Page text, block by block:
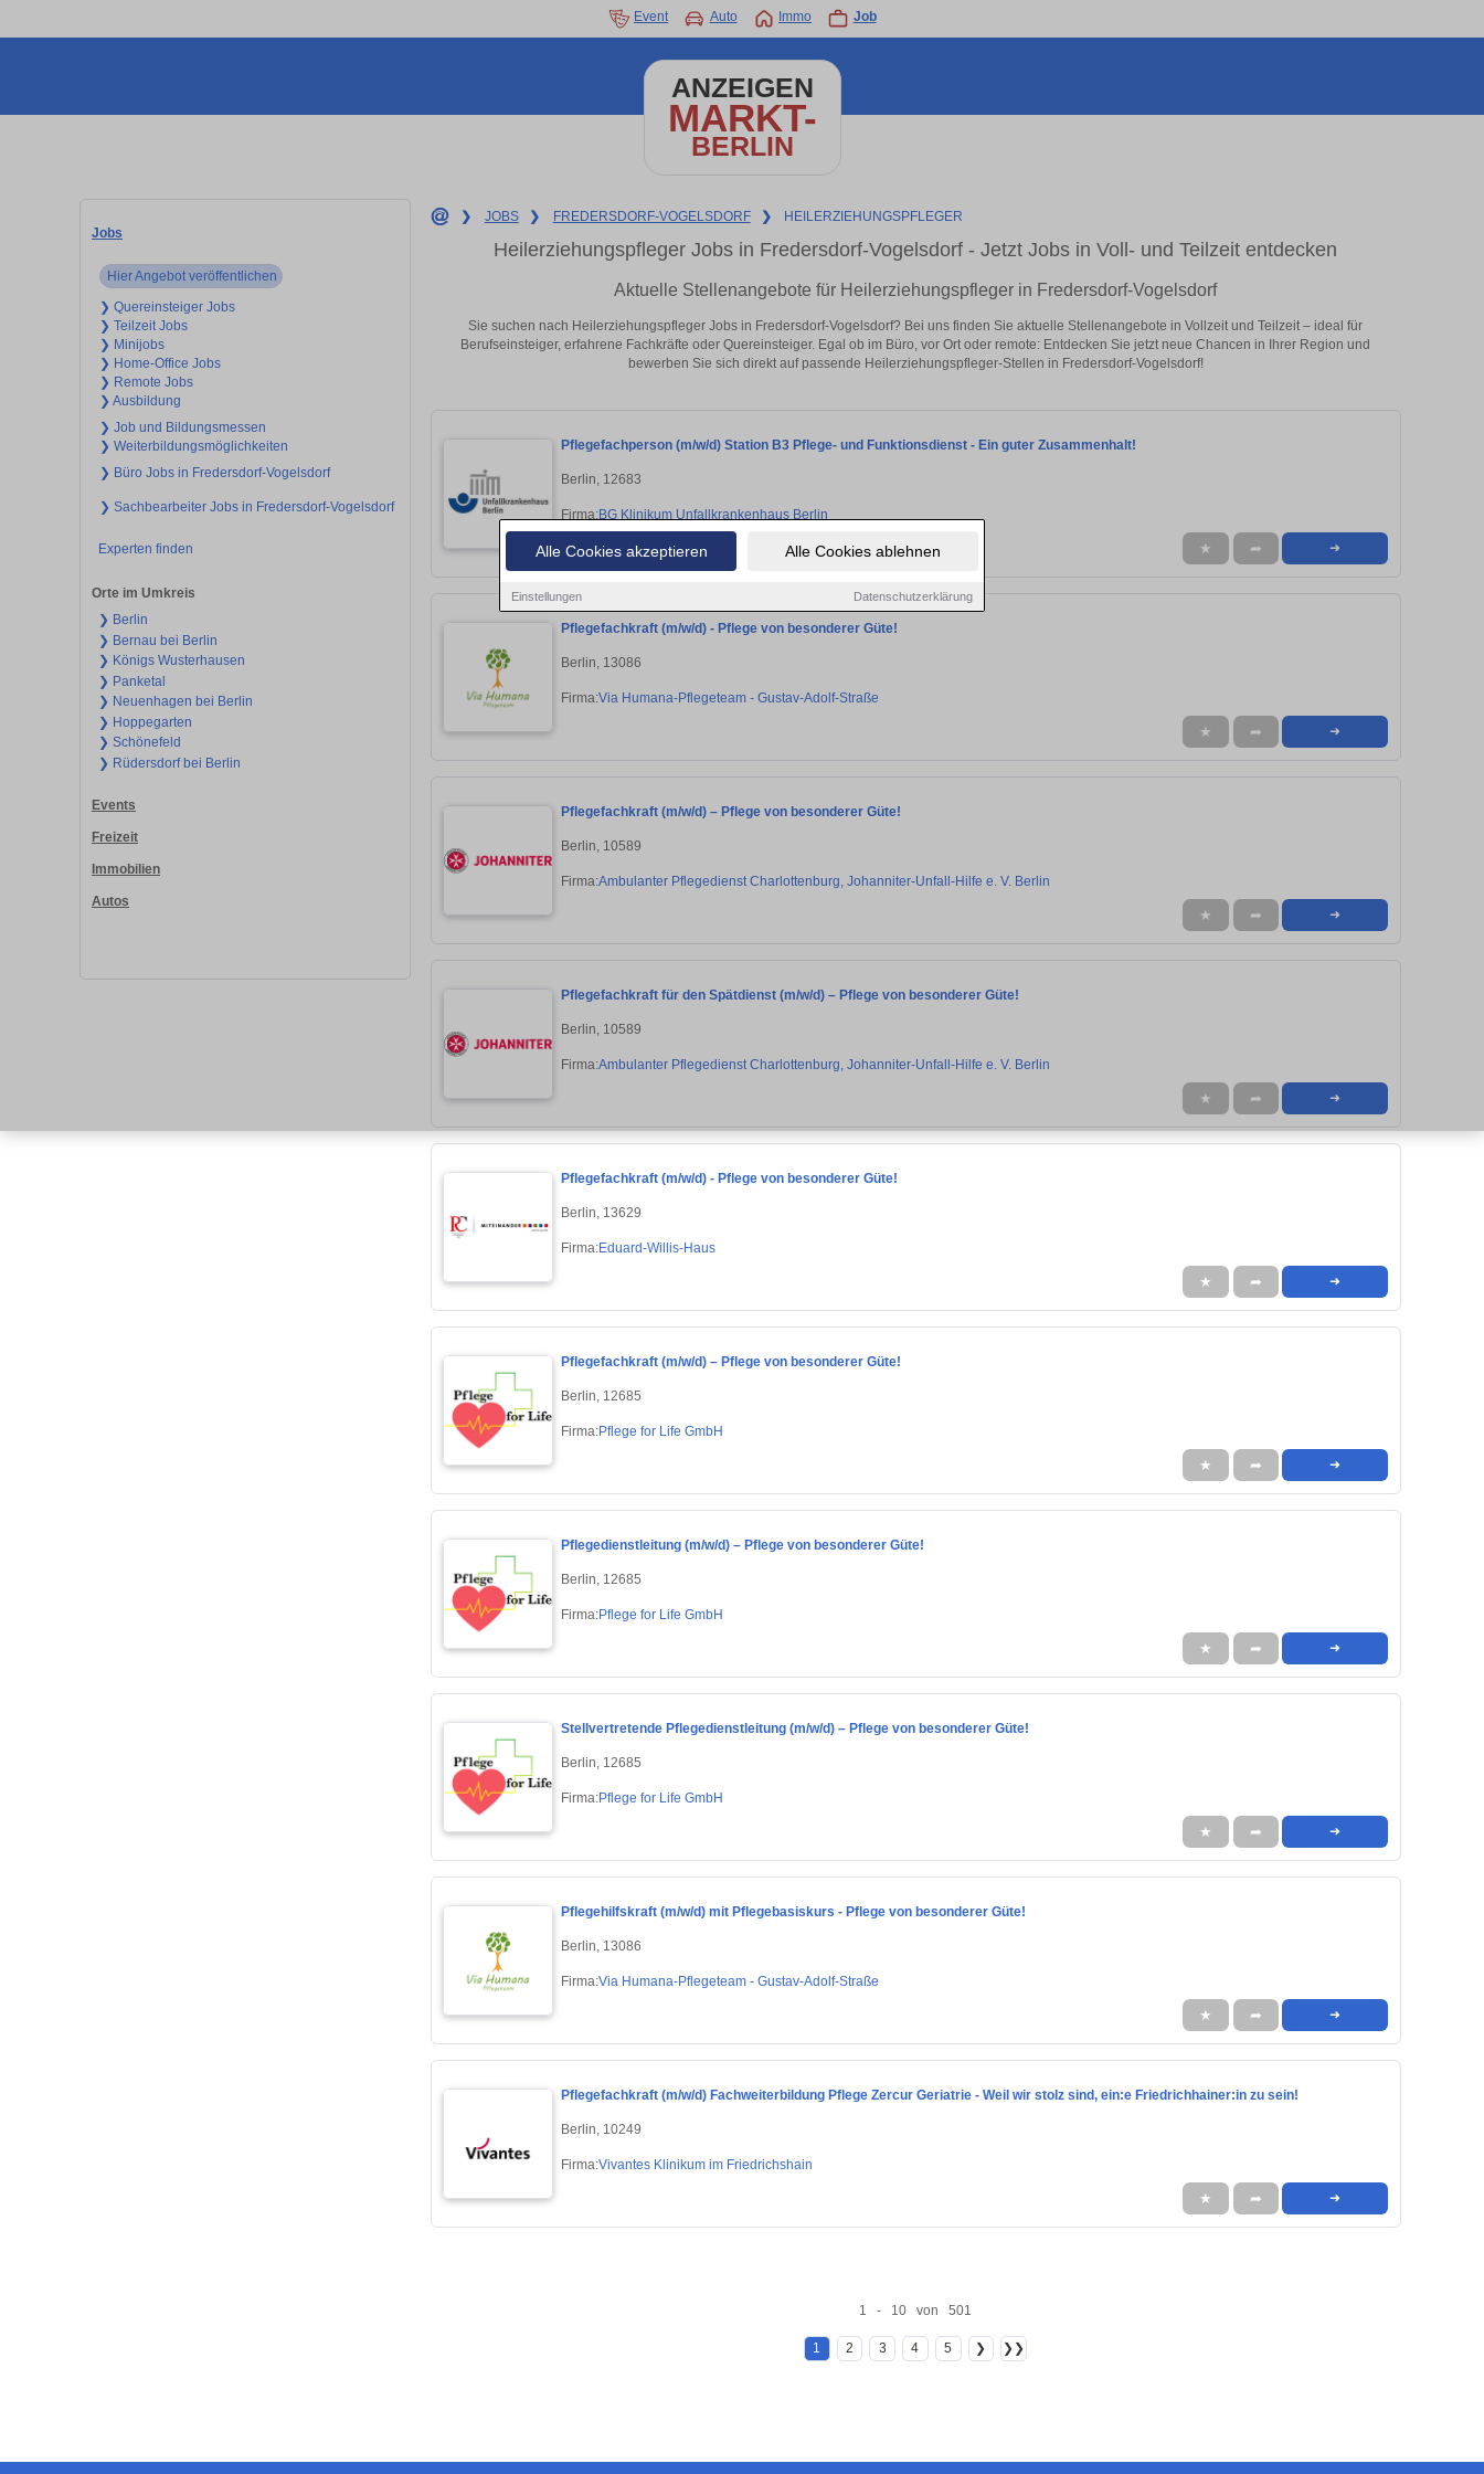
Alle Cookies akzeptieren Alle Cookies ablehnen
Einstellungen Datenschutzerklärung
Event Auto Immo Job
ANZEIGEN
MARKT-
BERLIN
Jobs
Hier Angebot veröffentlichen
❯ Quereinsteiger Jobs
❯ Teilzeit Jobs
❯ Minijobs
❯ Home-Office Jobs
❯ Remote Jobs
❯ Ausbildung
❯ Job und Bildungsmessen
❯ Weiterbildungsmöglichkeiten
❯ Büro Jobs in Fredersdorf-Vogelsdorf
❯ Sachbearbeiter Jobs in Fredersdorf-Vogelsdorf
Experten finden
Orte im Umkreis
❯ Berlin
❯ Bernau bei Berlin
❯ Königs Wusterhausen
❯ Panketal
❯ Neuenhagen bei Berlin
❯ Hoppegarten
❯ Schönefeld
❯ Rüdersdorf bei Berlin
Events
Freizeit
Immobilien
Autos
❯ JOBS ❯ FREDERSDORF-VOGELSDORF ❯ HEILERZIEHUNGSPFLEGER
Heilerziehungspfleger Jobs in Fredersdorf-Vogelsdorf - Jetzt Jobs in Voll- und Teilzeit entdecken
Aktuelle Stellenangebote für Heilerziehungspfleger in Fredersdorf-Vogelsdorf
Sie suchen nach Heilerziehungspfleger Jobs in Fredersdorf-Vogelsdorf? Bei uns finden Sie aktuelle Stellenangebote in Vollzeit und Teilzeit – ideal für
Berufseinsteiger, erfahrene Fachkräfte oder Quereinsteiger. Egal ob im Büro, vor Ort oder remote: Entdecken Sie jetzt neue Chancen in Ihrer Region und
bewerben Sie sich direkt auf passende Heilerziehungspfleger-Stellen in Fredersdorf-Vogelsdorf!
Pflegefachperson (m/w/d) Station B3 Pflege- und Funktionsdienst - Ein guter Zusammenhalt!
Berlin, 12683
Firma:BG Klinikum Unfallkrankenhaus Berlin
★ ➦ ➜
Pflegefachkraft (m/w/d) - Pflege von besonderer Güte!
Berlin, 13086
Firma:Via Humana-Pflegeteam - Gustav-Adolf-Straße
★ ➦ ➜
Pflegefachkraft (m/w/d) – Pflege von besonderer Güte!
Berlin, 10589
Firma:Ambulanter Pflegedienst Charlottenburg, Johanniter-Unfall-Hilfe e. V. Berlin
★ ➦ ➜
Pflegefachkraft für den Spätdienst (m/w/d) – Pflege von besonderer Güte!
Berlin, 10589
Firma:Ambulanter Pflegedienst Charlottenburg, Johanniter-Unfall-Hilfe e. V. Berlin
★ ➦ ➜
Pflegefachkraft (m/w/d) - Pflege von besonderer Güte!
Berlin, 13629
Firma:Eduard-Willis-Haus
★ ➦ ➜
Pflegefachkraft (m/w/d) – Pflege von besonderer Güte!
Berlin, 12685
Firma:Pflege for Life GmbH
★ ➦ ➜
Pflegedienstleitung (m/w/d) – Pflege von besonderer Güte!
Berlin, 12685
Firma:Pflege for Life GmbH
★ ➦ ➜
Stellvertretende Pflegedienstleitung (m/w/d) – Pflege von besonderer Güte!
Berlin, 12685
Firma:Pflege for Life GmbH
★ ➦ ➜
Pflegehilfskraft (m/w/d) mit Pflegebasiskurs - Pflege von besonderer Güte!
Berlin, 13086
Firma:Via Humana-Pflegeteam - Gustav-Adolf-Straße
★ ➦ ➜
Pflegefachkraft (m/w/d) Fachweiterbildung Pflege Zercur Geriatrie - Weil wir stolz sind, ein:e Friedrichhainer:in zu sein!
Berlin, 10249
Firma:Vivantes Klinikum im Friedrichshain
★ ➦ ➜
1 - 10 von 501
1 2 3 4 5 ❯ ❯❯